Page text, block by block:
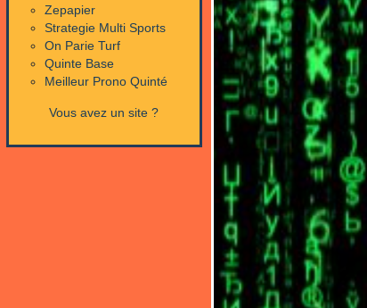
Zepapier
Strategie Multi Sports
On Parie Turf
Quinte Base
Meilleur Prono Quinté
Vous avez un site ?